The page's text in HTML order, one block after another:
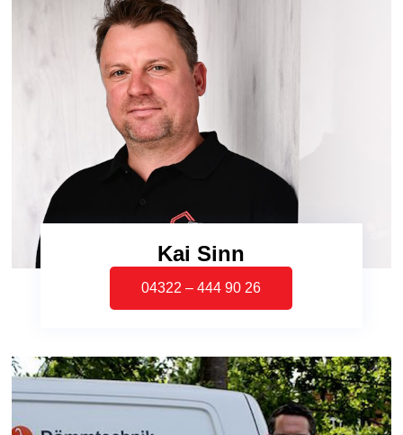
Kai Sinn
04322 – 444 90 26